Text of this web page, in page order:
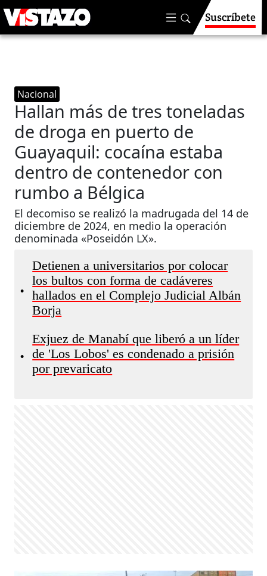
Suscríbete
Nacional
Hallan más de tres toneladas
de droga en puerto de
Guayaquil: cocaína estaba
dentro de contenedor con
rumbo a Bélgica
El decomiso se realizó la madrugada del 14 de
diciembre de 2024, en medio la operación
denominada «Poseidón LX».
•
Detienen a universitarios por colocar
los bultos con forma de cadáveres
hallados en el Complejo Judicial Albán
Borja
•
Exjuez de Manabí que liberó a un líder
de 'Los Lobos' es condenado a prisión
por prevaricato